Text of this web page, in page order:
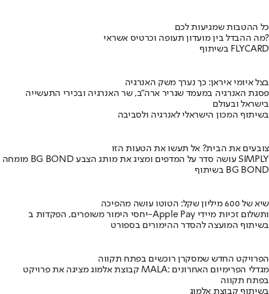
כל ההטבות שמגיעות לכם
מה ההבדל בין מועדון תעופה וכרטיס אשראי?
בשיתוף FLYCARD
בצל איומי איראן: כך נערך משק האנרגיה
פסגת האנרגיה במעמד שגריר ארה"ב, שר האנרגיה ובכירי התעשייה
בישראל ובעולם
בשיתוף המכון הישראלי לאנרגיה ולסביבה
צובעים את הבית? אל תעשו את הטעות הזו
מומחה BG BOND עושה סדר על המדפים ומציג את מותג הצבע SIMPLY
בשיתוף BG BOND
שיא של 600 מיליון שקל: הטוטו עושה מהפיכה
יחסי הימור משופרים, הפקדות ב-Apple Pay ותשלום זכיות מיידי
בשיתוף המועצה להסדר ההימורים בספורט
הפרויקט החדש שמסקרן רוכשים בפתח תקווה
קבוצת אלמוג מציגה את פרויקט MALA: מגדלי הפרימיום האחרונים
בפתח תקווה
בשיתוף קבוצת אלמוג